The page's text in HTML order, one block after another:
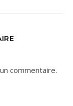
commentaire.